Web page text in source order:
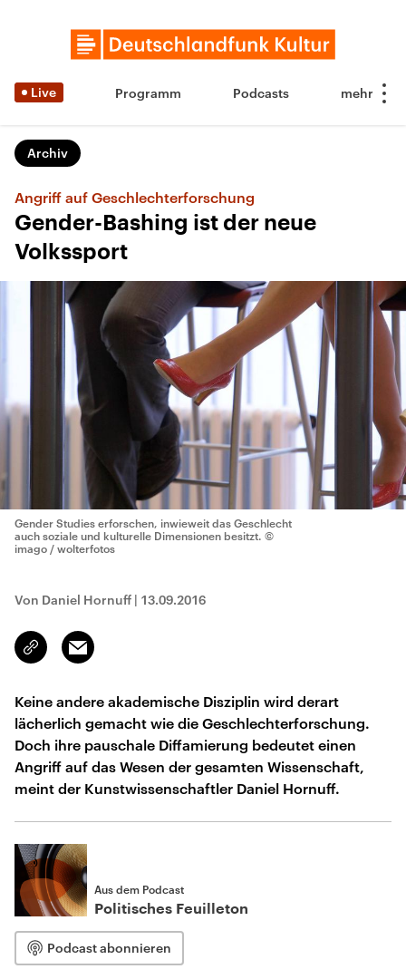
Live Programm Podcasts
Archiv
Angriff auf Geschlechterforschung
Gender-Bashing ist der neue
Volkssport
Gender Studies erforschen, inwieweit das Geschlecht
auch soziale und kulturelle Dimensionen besitzt. ©
imago / wolterfotos
Von Daniel Hornuff | 13.09.2016
Link
kopieren/teilen
Email
Keine andere akademische Disziplin wird derart
lächerlich gemacht wie die Geschlechterforschung.
Doch ihre pauschale Diffamierung bedeutet einen
Angriff auf das Wesen der gesamten Wissenschaft,
meint der Kunstwissenschaftler Daniel Hornuff.
Aus dem Podcast
Politisches Feuilleton
Podcast abonnieren